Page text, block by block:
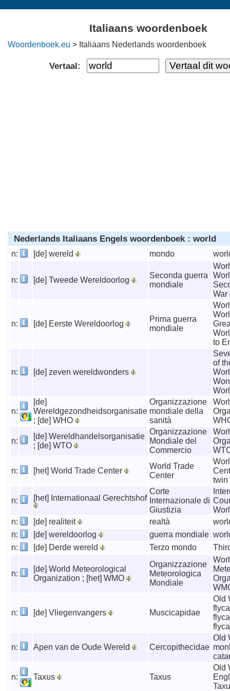
Italiaans woordenboek
Woordenboek.eu > Italiaans Nederlands woordenboek
Vertaal:
Nederlands Italiaans Engels woordenboek : world
n: [de] wereld mondo
n: [de] Tweede Wereldoorlog
Seconda guerra
mondiale
War
n: [de] Eerste Wereldoorlog
Prima guerra
mondiale
to
n: [de] zeven wereldwonders
of
n:
[de]
Wereldgezondheidsorganisatie
; [de] WHO
Organizzazione
mondiale della
sanità
n:
[de] Wereldhandelsorganisatie
; [de] WTO
Organizzazione
Mondiale del
Commercio
n: [het] World Trade Center
World Trade
Center
n: [het] Internationaal Gerechtshof
Corte
Internazionale di
Giustizia
n:
[de] realiteit realtà
n:
[de] wereldoorlog guerra mondiale
n:
[de] Derde wereld Terzo mondo
n:
[de] World Meteorological
Organization ; [het] WMO
Organizzazione
Meteorologica
Mondiale
n: [de] Vliegenvangers Muscicapidae
Old
n: Apen van de Oude Wereld Cercopithecidae
Old
n: Taxus Taxus
Old